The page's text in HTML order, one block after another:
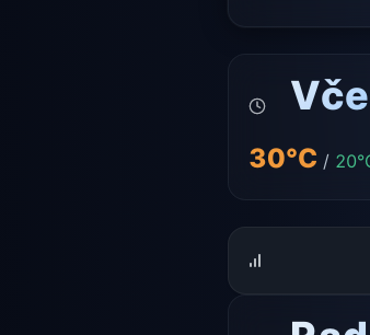
30°C /